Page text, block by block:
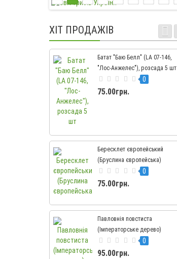
ХІТ ПРОДАЖІВ
Батат "Баю Белл" (LA 07-146,
"Лос-Анжелес"), розсада 5 шт
0
75.00грн.
Бересклет європейський
(Бруслина європейська)
0
75.00грн.
Павловнія повстиста
(Імператорське дерево)
0
95.00грн.